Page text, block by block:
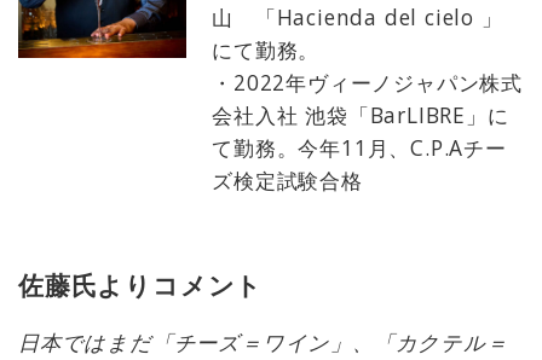
山 「Hacienda del cielo 」
にて勤務。
・2022年ヴィーノジャパン株式
会社入社 池袋「BarLIBRE」に
て勤務。今年11月、C.P.Aチー
ズ検定試験合格
佐藤氏よりコメント
日本ではまだ「チーズ＝ワイン」、「カクテル＝